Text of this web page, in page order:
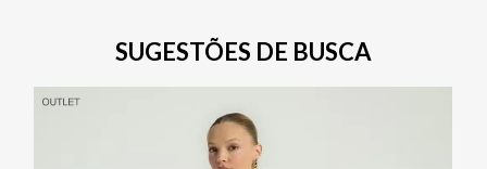
SUGESTÕES DE BUSCA